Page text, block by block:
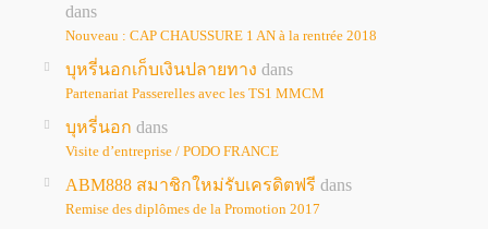
dans
Nouveau : CAP CHAUSSURE 1 AN à la rentrée 2018
บุหรี่นอกเก็บเงินปลายทาง dans
Partenariat Passerelles avec les TS1 MMCM
บุหรี่นอก dans
Visite d’entreprise / PODO FRANCE
ABM888 สมาชิกใหม่รับเครดิตฟรี dans
Remise des diplômes de la Promotion 2017